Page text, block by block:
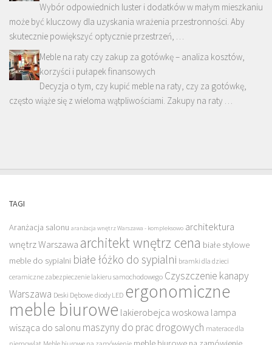
Wybór odpowiednich luster i dodatków w małym mieszkaniu
może być kluczowy dla uzyskania wrażenia przestronności. Aby
skutecznie powiększyć optycznie przestrzeń, …
Meble na raty czy zakup za gotówkę – analiza kosztów,
korzyści i pułapek finansowych
Decyzja o tym, czy kupić meble na raty, czy za gotówkę,
często wiąże się z wieloma wątpliwościami. Zakupy na raty …
TAGI
Aranżacja salonu aranżacja wnętrz Warszawa - kompleksowo architektura
wnętrz Warszawa architekt wnętrz cena białe stylowe
meble do sypialni białe łóżko do sypialni bramki dla dzieci
ceramiczne zabezpieczenie lakieru samochodowego Czyszczenie kanapy
Warszawa Deski Dębowe diody LED ergonomiczne
meble biurowe lakierobejca woskowa lampa
wisząca do salonu maszyny do prac drogowych materace dla